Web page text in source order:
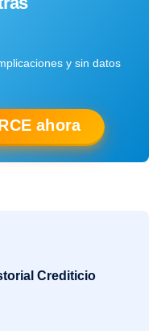
y sin datos
ahora
Crediticio